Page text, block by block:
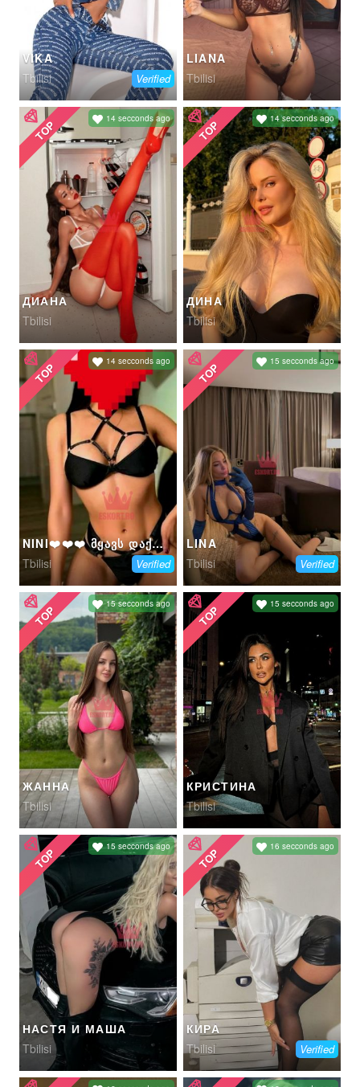
VIKA
Tbilisi
Verified
LIANA
Tbilisi
ДИАНА
Tbilisi
TOP 14 secconds ago
ДИНА
Tbilisi
TOP 14 secconds ago
NINI❤️❤️❤️ ᲛᲧᲐᲕᲡ ᲓᲐᲥᲐᲚᲘᲪ
Tbilisi
TOP 14 secconds ago
Verified
LINA
Tbilisi
TOP 15 secconds ago
Verified
ЖАННА
Tbilisi
TOP 15 secconds ago
КРИСТИНА
Tbilisi
TOP 15 secconds ago
НАСТЯ И МАША
Tbilisi
TOP 15 secconds ago
КИРА
Tbilisi
TOP 16 secconds ago
Verified